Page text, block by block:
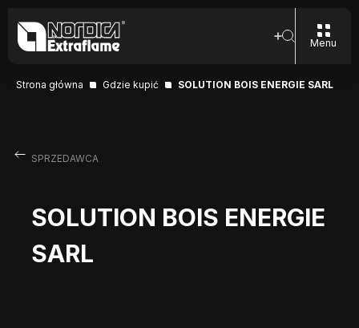
Menu
Strona główna Gdzie kupić SOLUTION BOIS ENERGIE SARL
SPRZEDAWCA
SOLUTION BOIS ENERGIE
SARL